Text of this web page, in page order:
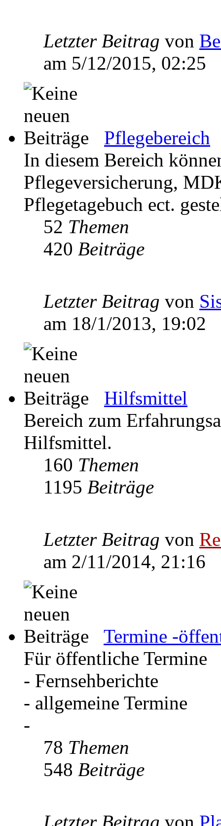
Letzter Beitrag von
am 5/12/2015, 02:25
Pflegebereich
In diesem Bereich
Pflegeversicherung,
Pflegetagebuch ect.
52 Themen
420 Beiträge
Letzter Beitrag von
am 18/1/2013, 19:02
Hilfsmittel
Bereich zum
Hilfsmittel.
160 Themen
1195 Beiträge
Letzter Beitrag von
am 2/11/2014, 21:16
Termine -
Für öffentliche Termine
- Fernsehberichte
- allgemeine Termine
-
78 Themen
548 Beiträge